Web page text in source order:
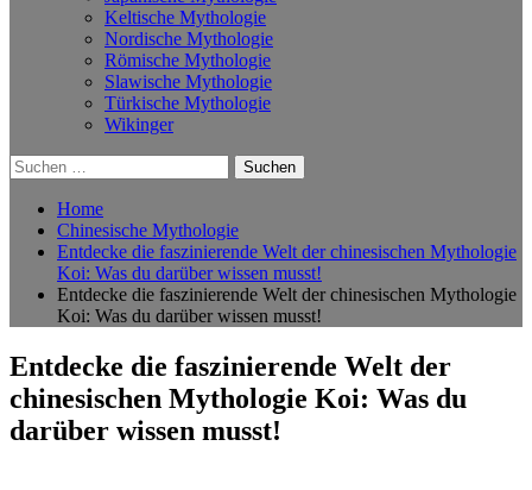
Keltische Mythologie
Nordische Mythologie
Römische Mythologie
Slawische Mythologie
Türkische Mythologie
Wikinger
Suchen
nach:
Home
Chinesische Mythologie
Entdecke die faszinierende Welt der chinesischen Mythologie
Koi: Was du darüber wissen musst!
Entdecke die faszinierende Welt der chinesischen Mythologie
Koi: Was du darüber wissen musst!
Entdecke die faszinierende Welt der
chinesischen Mythologie Koi: Was du
darüber wissen musst!